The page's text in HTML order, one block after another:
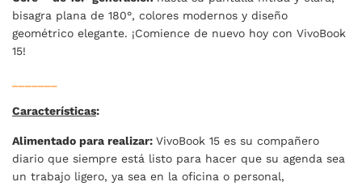
bisagra plana de 180°, colores modernos y diseño
geométrico elegante. ¡Comience de nuevo hoy con VivoBook
15!
Características:
Alimentado para realizar: VivoBook 15 es su compañero
diario que siempre está listo para hacer que su agenda sea
un trabajo ligero, ya sea en la oficina o personal,